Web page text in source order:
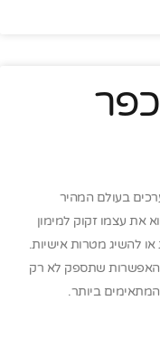
בעולם המהיר
את עצמו זקוק למימון
להשיג מטרות אישיות.
האפשרות שתספק לא רק
ביותר.